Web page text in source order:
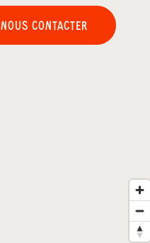
NOUS CONTACTER